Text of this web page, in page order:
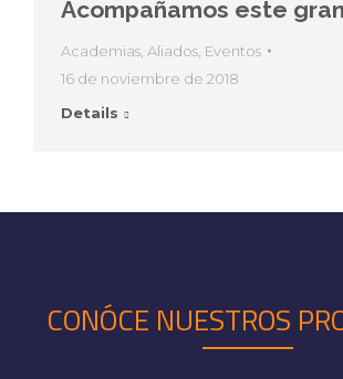
Acompañamos este
Academias Aliados Eventos
16 de noviembre de 2018
Details
CONÓCE NUESTROS